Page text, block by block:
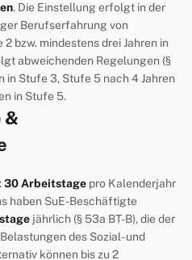
. Die Einstellung erfolgt in der
Berufserfahrung von
bzw. mindestens drei Jahren in
abweichenden Regelungen (§
in Stufe 3, Stufe 5 nach 4 Jahren
in Stufe 5.
&
30 Arbeitstage pro Kalenderjahr
haben SuE-Beschäftigte
jährlich (§ 53a BT-B), die der
des Sozial- und
können bis zu 2